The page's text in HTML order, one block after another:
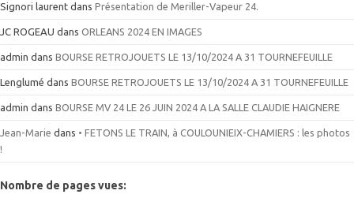
Signori laurent dans Présentation de Meriller-Vapeur 24.
JC ROGEAU dans ORLEANS 2024 EN IMAGES
admin dans BOURSE RETROJOUETS LE 13/10/2024 A 31 TOURNEFEUILLE
Lenglumé dans BOURSE RETROJOUETS LE 13/10/2024 A 31 TOURNEFEUILLE
admin dans BOURSE MV 24 LE 26 JUIN 2024 A LA SALLE CLAUDIE HAIGNERE
Jean-Marie dans • FETONS LE TRAIN, à COULOUNIEIX-CHAMIERS : les photos
!
Nombre de pages vues: